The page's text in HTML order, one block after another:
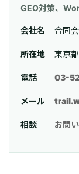
GEO対策、
会社名 合同
所在地 東京
電話 03-
メール
相談 お問